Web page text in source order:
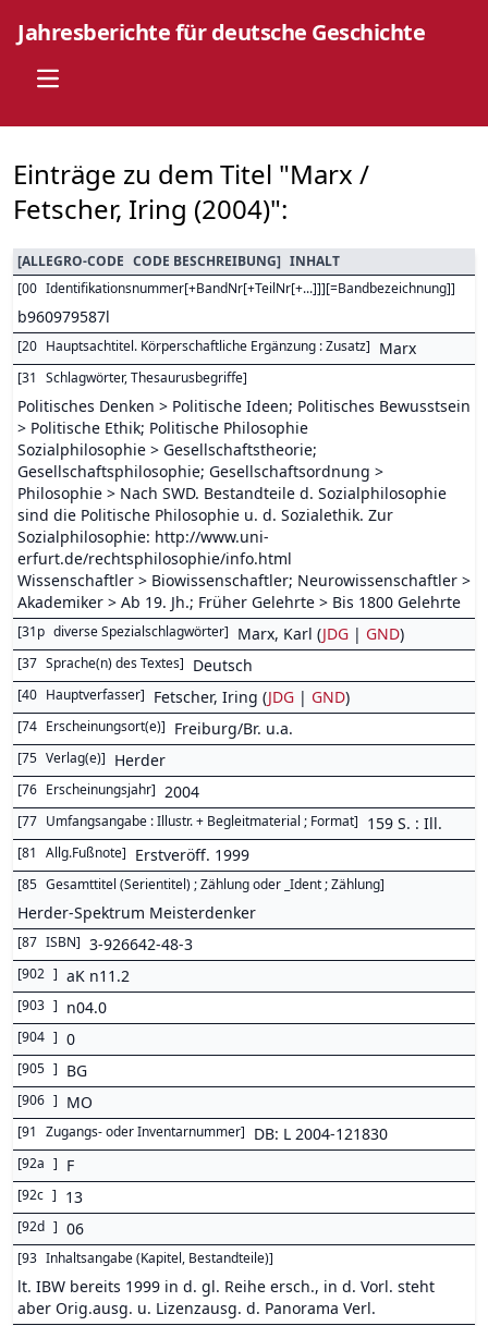
Jahresberichte für deutsche Geschichte
Open main menu
Einträge zu dem Titel "Marx /
Fetscher, Iring (2004)":
[ALLEGRO-CODE CODE BESCHREIBUNG] INHALT
[00 Identifikationsnummer[+BandNr[+TeilNr[+...]]][=Bandbezeichnung]]
b960979587l
[20 Hauptsachtitel. Körperschaftliche Ergänzung : Zusatz] Marx
[31 Schlagwörter, Thesaurusbegriffe]
Politisches Denken > Politische Ideen; Politisches Bewusstsein
> Politische Ethik; Politische Philosophie
Sozialphilosophie > Gesellschaftstheorie;
Gesellschaftsphilosophie; Gesellschaftsordnung >
Philosophie > Nach SWD. Bestandteile d. Sozialphilosophie
sind die Politische Philosophie u. d. Sozialethik. Zur
Sozialphilosophie: http://www.uni-
erfurt.de/rechtsphilosophie/info.html
Wissenschaftler > Biowissenschaftler; Neurowissenschaftler >
Akademiker > Ab 19. Jh.; Früher Gelehrte > Bis 1800 Gelehrte
[31p diverse Spezialschlagwörter] Marx, Karl (JDG | GND)
[37 Sprache(n) des Textes] Deutsch
[40 Hauptverfasser] Fetscher, Iring (JDG | GND)
[74 Erscheinungsort(e)] Freiburg/Br. u.a.
[75 Verlag(e)] Herder
[76 Erscheinungsjahr] 2004
[77 Umfangsangabe : Illustr. + Begleitmaterial ; Format] 159 S. : Ill.
[81 Allg.Fußnote] Erstveröff. 1999
[85 Gesamttitel (Serientitel) ; Zählung oder _Ident ; Zählung]
Herder-Spektrum Meisterdenker
[87 ISBN] 3-926642-48-3
[902 ] aK n11.2
[903 ] n04.0
[904 ] 0
[905 ] BG
[906 ] MO
[91 Zugangs- oder Inventarnummer] DB: L 2004-121830
[92a ] F
[92c ] 13
[92d ] 06
[93 Inhaltsangabe (Kapitel, Bestandteile)]
lt. IBW bereits 1999 in d. gl. Reihe ersch., in d. Vorl. steht
aber Orig.ausg. u. Lizenzausg. d. Panorama Verl.